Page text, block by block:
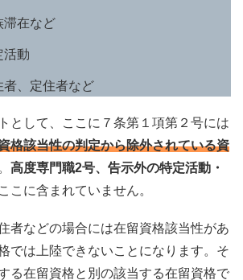
在など
動
者、定住者など
として、ここに７条第１項第２号には
格該当性の判定から除外されている資
高度専門職2号、告示外の特定活動・
こに含まれていません。
者などの場合には在留資格該当性があ
では上陸できないことになります。そ
る在留資格と別の該当する在留資格で